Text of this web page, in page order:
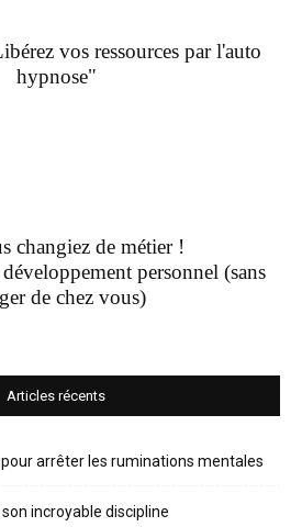
vos ressources par l'auto
hypnose"
changiez de métier !
personnel (sans
de chez vous)
Articles récents
arrêter les ruminations mentales
incroyable discipline